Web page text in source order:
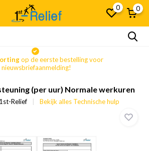
0 0
op de eerste bestelling voor
nieuwsbriefaanmelding!
(per uur) Normale werkuren
1st-Relief Bekijk alles Technische hulp